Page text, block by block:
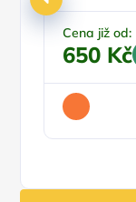
Zvířata
Cena již od:
650 Kč